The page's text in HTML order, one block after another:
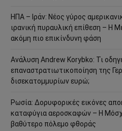
ΗΠΑ – Ιράν: Νέος γύρος
ιρανική πυραυλική επίθεση – Η
ακόμη πιο επικίνδυνη φάση
Ανάλυση Andrew Korybko: Τι
επαναστρατιωτικοποίηση της
δισεκατομμυρίων ευρώ;
Ρωσία: Δορυφορικές εικόνες
καταφύγια αεροσκαφών – Η
βαθύτερο πόλεμο φθοράς